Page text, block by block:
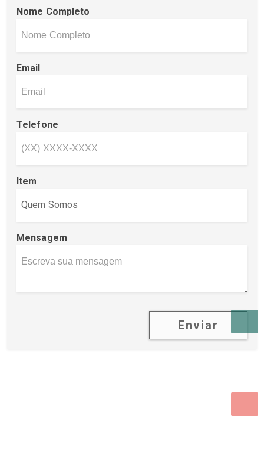
Nome Completo
Email
Telefone
Item
Mensagem
Enviar